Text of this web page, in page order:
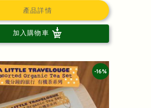
產品詳情
加入購物車
-16%